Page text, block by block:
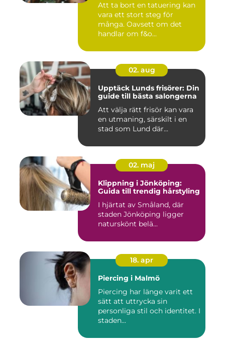
Att ta bort en tatuering kan
vara ett stort steg för
många. Oavsett om det
handlar om f&o...
02. aug
Upptäck Lunds frisörer: Din
guide till bästa salongerna
Att välja rätt frisör kan vara
en utmaning, särskilt i en
stad som Lund där...
02. maj
Klippning i Jönköping:
Guida till trendig hårstyling
I hjärtat av Småland, där
staden Jönköping ligger
naturskönt belä...
18. apr
Piercing i Malmö
Piercing har länge varit ett
sätt att uttrycka sin
personliga stil och identitet. I
staden...